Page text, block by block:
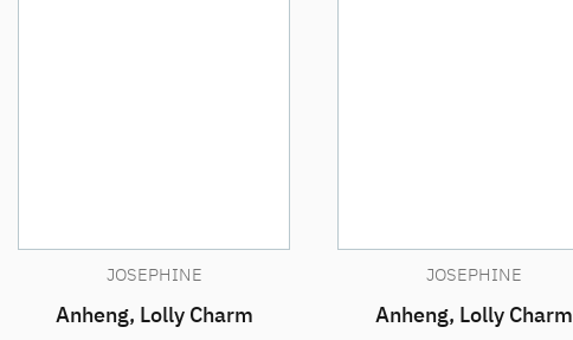
JOSEPHINE
Anheng, Lolly Charm
JOSEPHINE
Anheng, Lolly Charm